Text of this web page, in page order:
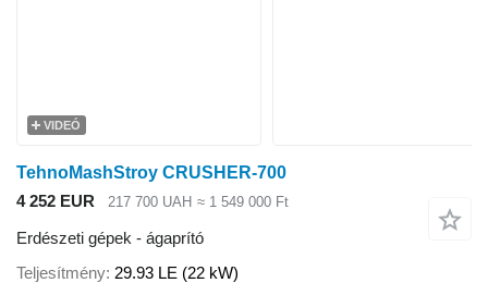
VIDEÓ
TehnoMashStroy CRUSHER-700
4 252 EUR
217 700 UAH ≈ 1 549 000 Ft
Erdészeti gépek - ágaprító
Teljesítmény 29.93 LE (22 kW)